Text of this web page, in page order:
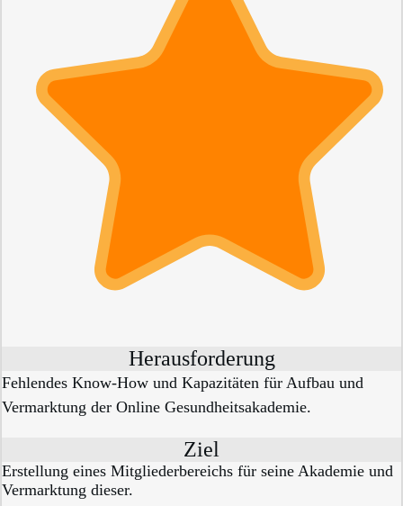
Herausforderung
Fehlendes Know-How und Kapazitäten für Aufbau und
Vermarktung der Online Gesundheitsakademie.
Ziel
Erstellung eines Mitgliederbereichs für seine Akademie und
Vermarktung dieser.